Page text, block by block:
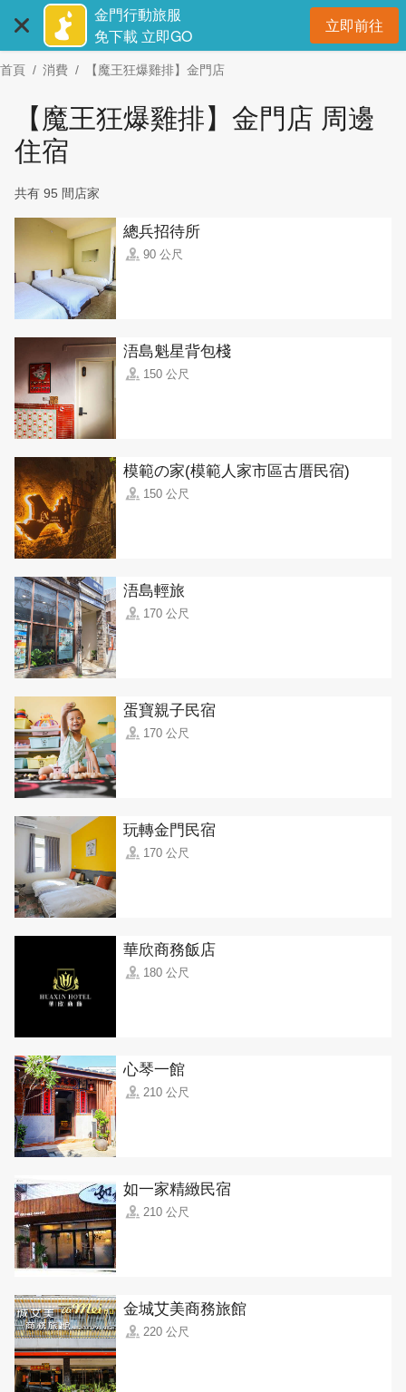
主
要
金門行動旅服
免下載 立即GO
立即前往開
首頁 消費 【魔王狂爆雞排】金門店
【魔王狂爆雞排】金門店 周邊
住宿
共有 95 間店家
總兵招待所
90 公尺
浯島魁星背包棧
150 公尺
模範の家(模範人家市區古厝民宿)
150 公尺
浯島輕旅
170 公尺
蛋寶親子民宿
170 公尺
玩轉金門民宿
170 公尺
華欣商務飯店
180 公尺
心琴一館
210 公尺
如一家精緻民宿
210 公尺
金城艾美商務旅館
220 公尺